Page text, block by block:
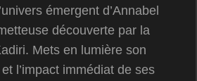
émergent d’Annabel
découverte par la
Mets en lumière son
l’impact immédiat de ses